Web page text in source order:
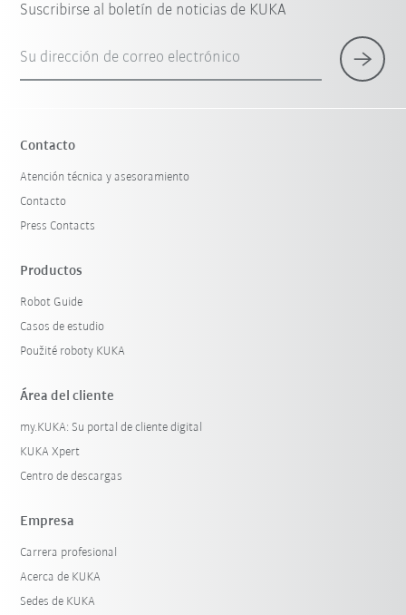
Suscribirse al boletín de noticias de KUKA
Su dirección de correo electrónico
Contacto
Atención técnica y asesoramiento
Contacto
Press Contacts
Productos
Robot Guide
Casos de estudio
Použité roboty KUKA
Área del cliente
my.KUKA: Su portal de cliente digital
KUKA Xpert
Centro de descargas
Empresa
Carrera profesional
Acerca de KUKA
Sedes de KUKA